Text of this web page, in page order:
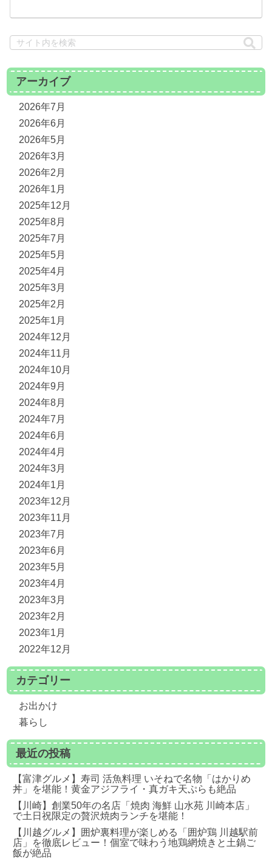
アーカイブ
2026年7月
2026年6月
2026年5月
2026年3月
2026年2月
2026年1月
2025年12月
2025年8月
2025年7月
2025年5月
2025年4月
2025年3月
2025年2月
2025年1月
2024年12月
2024年11月
2024年10月
2024年9月
2024年8月
2024年7月
2024年6月
2024年4月
2024年3月
2024年1月
2023年12月
2023年11月
2023年7月
2023年6月
2023年5月
2023年4月
2023年3月
2023年2月
2023年1月
2022年12月
カテゴリー
お出かけ
暮らし
最近の投稿
【富津グルメ】寿司 活魚料理 いそねで名物「はかりめ
丼」を堪能！黄金アジフライ・真ガキ天ぷらも絶品
【川崎】創業50年の名店「焼肉 海鮮 山水苑 川崎本店」
で土日祝限定の贅沢焼肉ランチを堪能！
【川越グルメ】囲炉裏料理が楽しめる「囲炉鶏 川越駅前
店」を徹底レビュー！個室で味わう地鶏網焼きと土鍋ご
飯が絶品